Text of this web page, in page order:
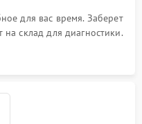
для вас время. Заберет
на склад для диагностики.